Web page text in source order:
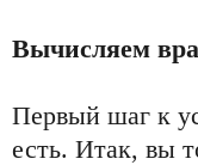
Вычисляем
Первый шаг к
есть. Итак, вы